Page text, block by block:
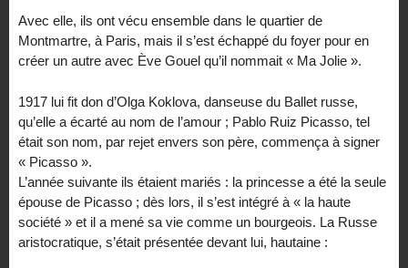
Avec elle, ils ont vécu ensemble dans le quartier de
Montmartre, à Paris, mais il s’est échappé du foyer pour en
créer un autre avec Ève Gouel qu’il nommait « Ma Jolie ».
1917 lui fit don d’Olga Koklova, danseuse du Ballet russe,
qu’elle a écarté au nom de l’amour ; Pablo Ruiz Picasso, tel
était son nom, par rejet envers son père, commença à signer
« Picasso ».
L’année suivante ils étaient mariés : la princesse a été la seule
épouse de Picasso ; dès lors, il s’est intégré à « la haute
société » et il a mené sa vie comme un bourgeois. La Russe
aristocratique, s’était présentée devant lui, hautaine :